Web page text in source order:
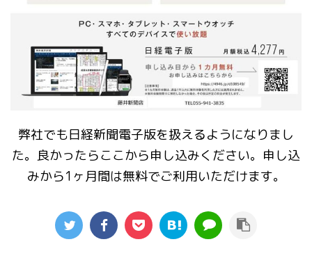
弊社でも日経新聞電子版を扱えるようになりまし
た。良かったらここから申し込みください。申し込
みから1ヶ月間は無料でご利用いただけます。